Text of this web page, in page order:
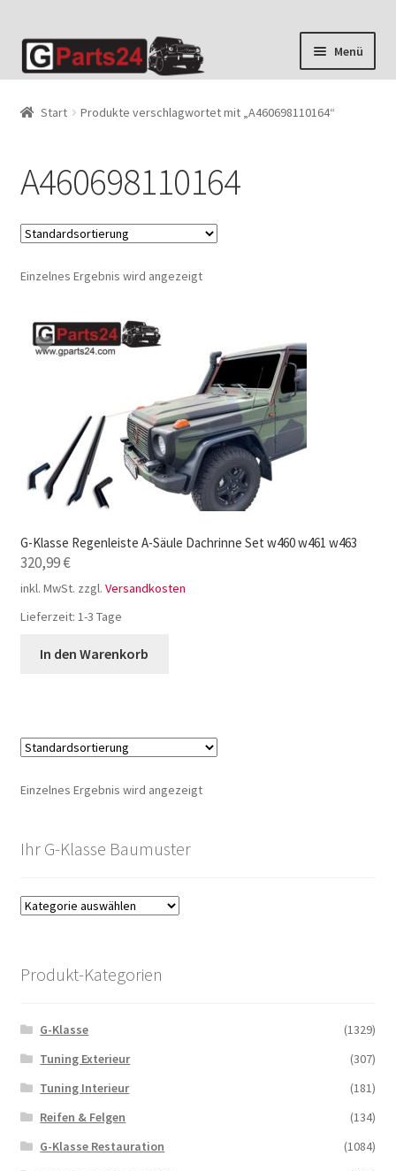
Zur
Navigation
Zum
Inhalt
Menü
Start Produkte verschlagwortet mit „A460698110164“
A460698110164
Einzelnes Ergebnis wird angezeigt
G-Klasse Regenleiste A-Säule Dachrinne Set w460 w461 w463
320,99€
inkl. MwSt. zzgl. Versandkosten
Lieferzeit: 1-3 Tage
In den Warenkorb
Einzelnes Ergebnis wird angezeigt
Ihr G-Klasse Baumuster
Produkt-Kategorien
G-Klasse
(1329)
Tuning Exterieur
(307)
Tuning Interieur
(181)
Reifen & Felgen
(134)
G-Klasse Restauration
(1084)